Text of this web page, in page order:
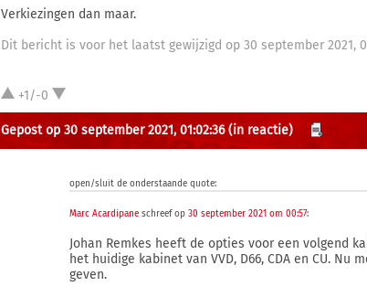
Verkiezingen dan maar.
Dit bericht is voor het laatst gewijzigd op 30 september 2021,
+1/-0
Gepost op 30 september 2021, 01:02:36 (in reactie)
open/sluit de onderstaande quote:
Marc Acardipane schreef op30 september 2021 om 00:57:
Johan Remkes heeft de opties voor een volgend
het huidige kabinet van VVD, D66, CDA en CU.
geven.